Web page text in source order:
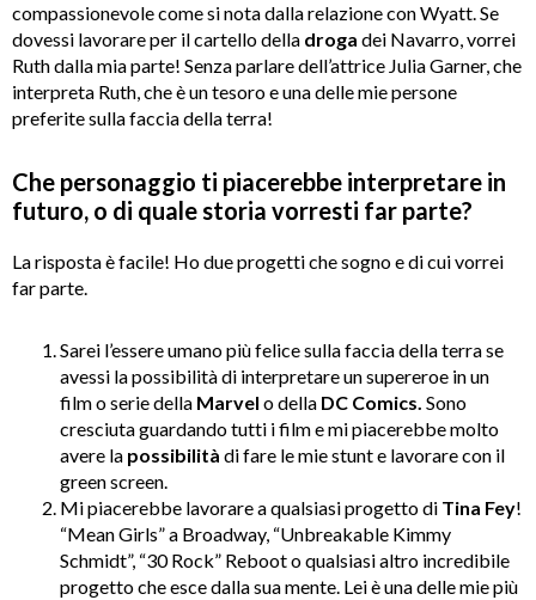
compassionevole come si nota dalla relazione con Wyatt. Se
dovessi lavorare per il cartello della droga dei Navarro, vorrei
Ruth dalla mia parte! Senza parlare dell’attrice Julia Garner, che
interpreta Ruth, che è un tesoro e una delle mie persone
preferite sulla faccia della terra!
Che personaggio ti piacerebbe interpretare in
futuro, o di quale storia vorresti far parte?
La risposta è facile! Ho due progetti che sogno e di cui vorrei
far parte.
Sarei l’essere umano più felice sulla faccia della terra se
avessi la possibilità di interpretare un supereroe in un
film o serie della Marvel o della DC Comics. Sono
cresciuta guardando tutti i film e mi piacerebbe molto
avere la possibilità di fare le mie stunt e lavorare con il
green screen.
Mi piacerebbe lavorare a qualsiasi progetto di Tina Fey!
“Mean Girls” a Broadway, “Unbreakable Kimmy
Schmidt”, “30 Rock” Reboot o qualsiasi altro incredibile
progetto che esce dalla sua mente. Lei è una delle mie più